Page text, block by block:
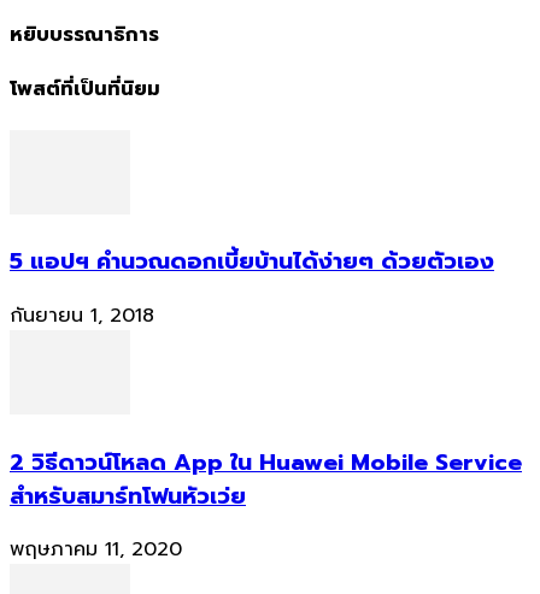
หยิบบรรณาธิการ
โพสต์ที่เป็นที่นิยม
5 แอปฯ คำนวณดอกเบี้ยบ้านได้ง่ายๆ ด้วยตัวเอง
กันยายน 1, 2018
2 วิธีดาวน์โหลด App ใน Huawei Mobile Service
สำหรับสมาร์ทโฟนหัวเว่ย
พฤษภาคม 11, 2020